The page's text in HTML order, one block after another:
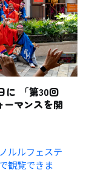
に 「第30回
ーマンスを開
ルルフェステ
観覧できま